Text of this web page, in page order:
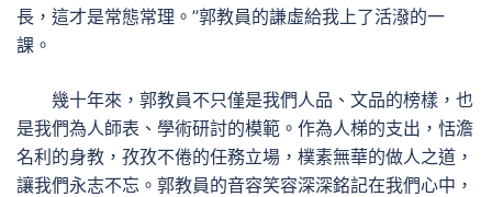
長，這才是常態常理。”郭教員的謙虛給我上了活潑的一
課。
幾十年來，郭教員不只僅是我們人品、文品的榜樣，也
是我們為人師表、學術研討的模範。作為人梯的支出，恬澹
名利的身教，孜孜不倦的任務立場，樸素無華的做人之道，
讓我們永志不忘。郭教員的音容笑容深深銘記在我們心中，